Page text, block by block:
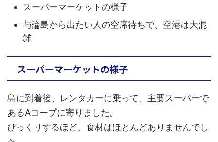
スーパーマーケットの様子
与論島から出たい人の空席待ちで、空港は大混
雑
スーパーマーケットの様子
島に到着後、レンタカーに乗って、主要スーパーで
あるAコープに寄りました。
びっくりするほど、食材はほとんどありませんでし